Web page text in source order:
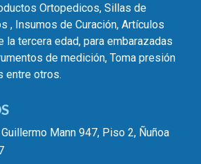
Ortopedicos, Sillas de
, Insumos de Curación, Artículos
la tercera edad, para embarazadas
de medición, Toma presión
entre otros.
Mann 947, Piso 2, Ñuñoa